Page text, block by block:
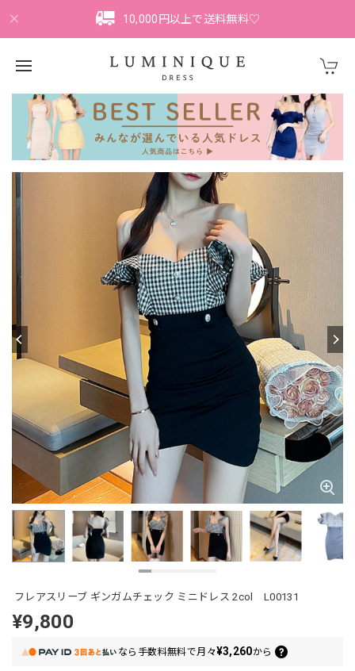
10,000円以上で送料無料♡
フレアスリーブ ギンガムチェック ミニドレス 2col L00131
¥9,800
なら 手数料無料で月々¥3,260から